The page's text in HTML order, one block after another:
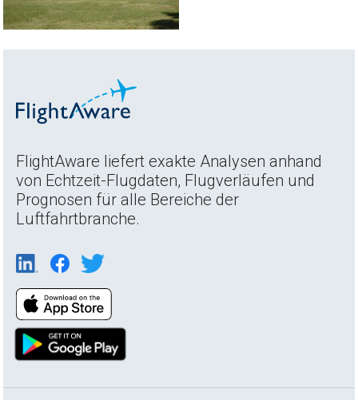
FlightAware liefert exakte Analysen anhand
von Echtzeit-Flugdaten, Flugverläufen und
Prognosen für alle Bereiche der
Luftfahrtbranche.